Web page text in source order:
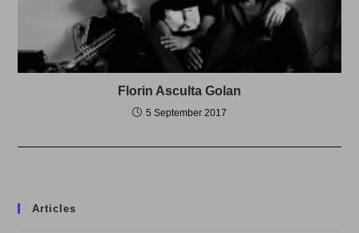
Florin Asculta Golan
5 September 2017
Articles